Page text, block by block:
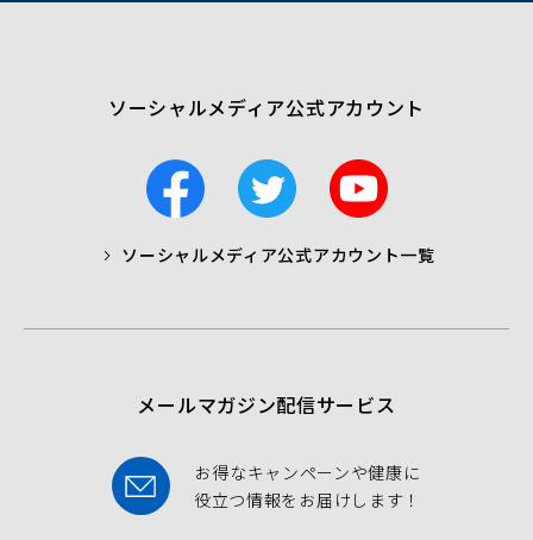
ソーシャルメディア公式アカウント
F
a
a
o
T
w
t
r
Y
o
t
e
ソーシャルメディア公式アカウント一覧
メールマガジン配信サービス
お得なキャンペーンや健康に
役立つ情報をお届けします！